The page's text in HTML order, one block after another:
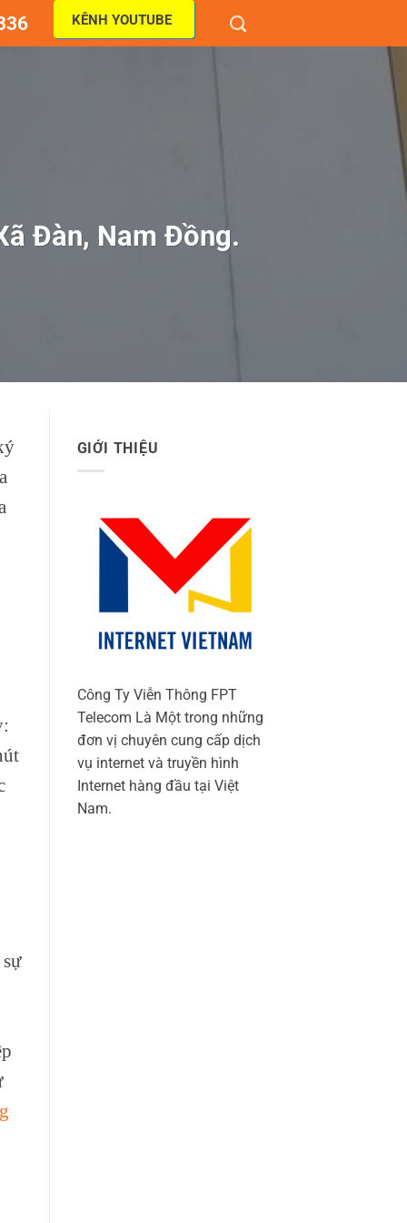
KÊNH YOUTUBE
Đàn, Nam Đồng.
GIỚI THIỆU
Công Ty Viễn Thông FPT
Telecom Là Một trong những
đơn vị chuyên cung cấp dịch
vụ internet và truyền hình
Internet hàng đầu tại Việt
Nam.